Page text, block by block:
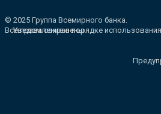
© 2025 Группа Всемирного банка.
Все права сохранены.
Уведомление о порядке